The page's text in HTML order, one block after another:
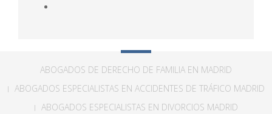
ABOGADOS DE DERECHO DE FAMILIA EN MADRID
ABOGADOS ESPECIALISTAS EN ACCIDENTES DE TRÁFICO MADRID
ABOGADOS ESPECIALISTAS EN DIVORCIOS MADRID